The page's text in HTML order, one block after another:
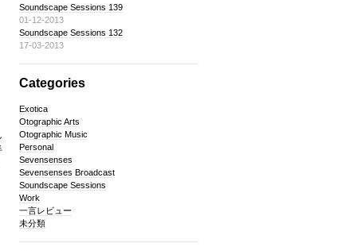
Soundscape Sessions 139
01-12-2013
Soundscape Sessions 132
17-03-2013
Categories
Exotica
Otographic Arts
Otographic Music
Personal
Sevensenses
Sevensenses Broadcast
Soundscape Sessions
Work
一言レビュー
未分類